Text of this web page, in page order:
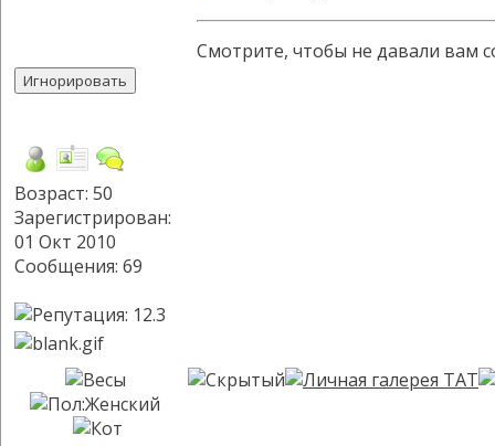
Возраст: 50
Зарегистрирован:
01 Окт 2010
Сообщения: 69
Смотрите, чтобы не давали вам